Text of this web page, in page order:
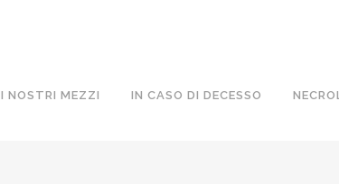
I NOSTRI MEZZI IN CASO DI DECESSO